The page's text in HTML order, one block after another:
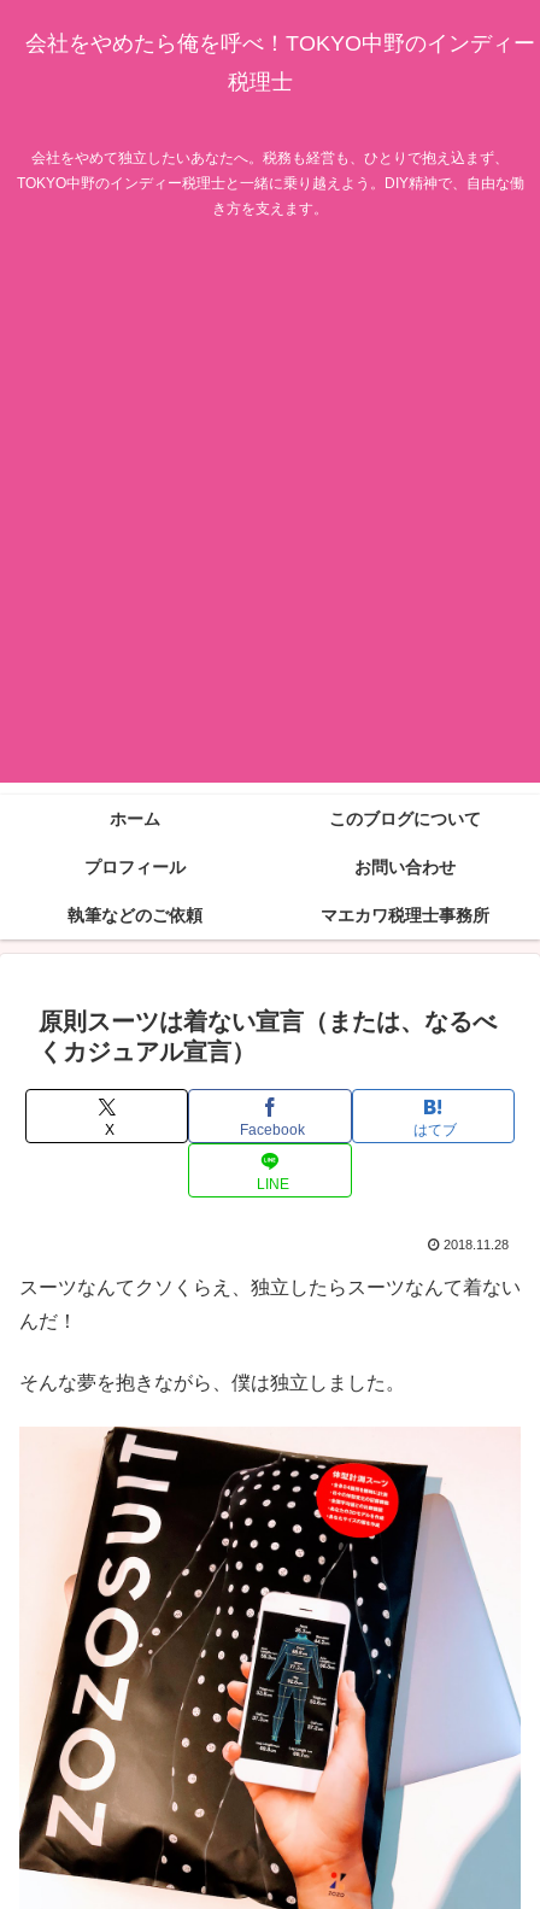
会社をやめたら俺を呼べ！TOKYO中野のインディー
税理士
会社をやめて独立したいあなたへ。税務も経営も、ひとりで抱え込まず、
TOKYO中野のインディー税理士と一緒に乗り越えよう。DIY精神で、自由な働
き方を支えます。
ホーム このブログについて
プロフィール お問い合わせ
執筆などのご依頼 マエカワ税理士事務所
原則スーツは着ない宣言（または、なるべ
くカジュアル宣言）
X Facebook はてブ
LINE
2018.11.28
スーツなんてクソくらえ、独立したらスーツなんて着ない
んだ！
そんな夢を抱きながら、僕は独立しました。